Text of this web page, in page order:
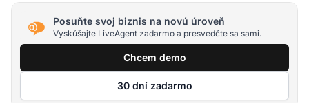
Posuňte svoj biznis na novú úroveň
Vyskúšajte LiveAgent zadarmo a presvedčte sa sami.
Chcem demo
30 dní zadarmo